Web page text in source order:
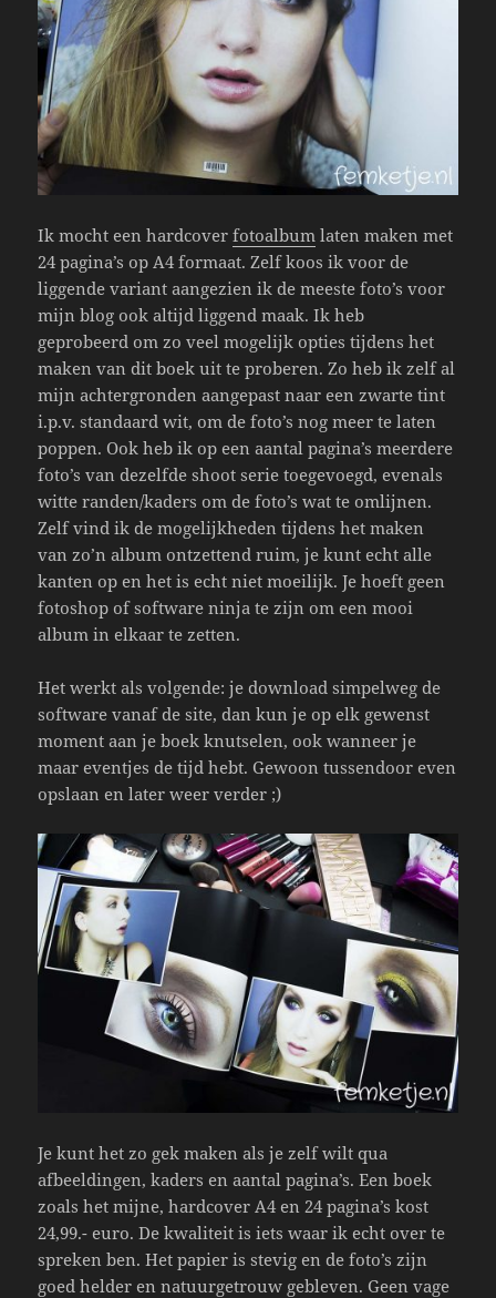
Ik mocht een hardcoverfotoalbum laten maken met
24 pagina’s op A4 formaat. Zelf koos ik voor de
liggende variant aangezien ik de meeste foto’s voor
mijn blog ook altijd liggend maak. Ik heb
geprobeerd om zo veel mogelijk opties tijdens het
maken van dit boek uit te proberen. Zo heb ik zelf al
mijn achtergronden aangepast naar een zwarte tint
i.p.v. standaard wit, om de foto’s nog meer te laten
poppen. Ook heb ik op een aantal pagina’s meerdere
foto’s van dezelfde shoot serie toegevoegd, evenals
witte randen/kaders om de foto’s wat te omlijnen.
Zelf vind ik de mogelijkheden tijdens het maken
van zo’n album ontzettend ruim, je kunt echt alle
kanten op en het is echt niet moeilijk. Je hoeft geen
fotoshop of software ninja te zijn om een mooi
album in elkaar te zetten.
Het werkt als volgende: je download simpelweg de
software vanaf de site, dan kun je op elk gewenst
moment aan je boek knutselen, ook wanneer je
maar eventjes de tijd hebt. Gewoon tussendoor even
opslaan en later weer verder ;)
Je kunt het zo gek maken als je zelf wilt qua
afbeeldingen, kaders en aantal pagina’s. Een boek
zoals het mijne, hardcover A4 en 24 pagina’s kost
24,99.- euro. De kwaliteit is iets waar ik echt over te
spreken ben. Het papier is stevig en de foto’s zijn
goed helder en natuurgetrouw gebleven. Geen vage